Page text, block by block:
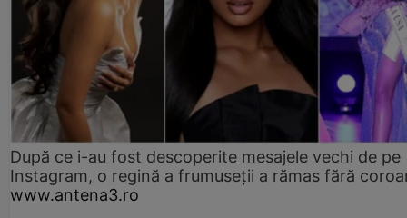
După ce i-au fost descoperite mesajele vechi de pe
Instagram, o regină a frumuseții a rămas fără
www.antena3.ro